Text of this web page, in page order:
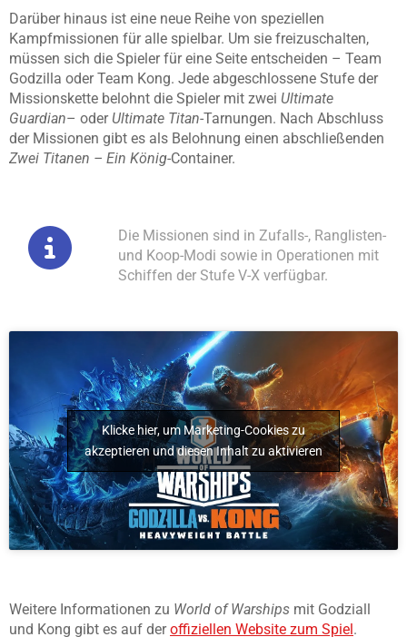
Darüber hinaus ist eine neue Reihe von speziellen
Kampfmissionen für alle spielbar. Um sie freizuschalten,
müssen sich die Spieler für eine Seite entscheiden – Team
Godzilla oder Team Kong. Jede abgeschlossene Stufe der
Missionskette belohnt die Spieler mit zwei Ultimate
Guardian– oder Ultimate Titan-Tarnungen. Nach Abschluss
der Missionen gibt es als Belohnung einen abschließenden
Zwei Titanen – Ein König-Container.
Die Missionen sind in Zufalls-, Ranglisten-
und Koop-Modi sowie in Operationen mit
Schiffen der Stufe V-X verfügbar.
Klicke hier, um Marketing-Cookies zu
akzeptieren und diesen Inhalt zu aktivieren
Weitere Informationen zu World of Warships mit Godziall
und Kong gibt es auf deroffiziellen Website zum Spiel.